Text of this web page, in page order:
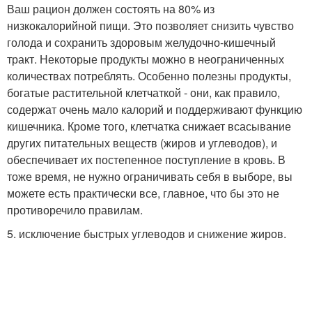
Ваш рацион должен состоять на 80% из
низкокалорийной пищи. Это позволяет снизить чувство
голода и сохранить здоровым желудочно-кишечный
тракт. Некоторые продукты можно в неограниченных
количествах потреблять. Особенно полезны продукты,
богатые растительной клетчаткой - они, как правило,
содержат очень мало калорий и поддерживают функцию
кишечника. Кроме того, клетчатка снижает всасывание
других питательных веществ (жиров и углеводов), и
обеспечивает их постепенное поступление в кровь. В
тоже время, не нужно ограничивать себя в выборе, вы
можете есть практически все, главное, что бы это не
противоречило правилам.
5. исключение быстрых углеводов и снижение жиров.